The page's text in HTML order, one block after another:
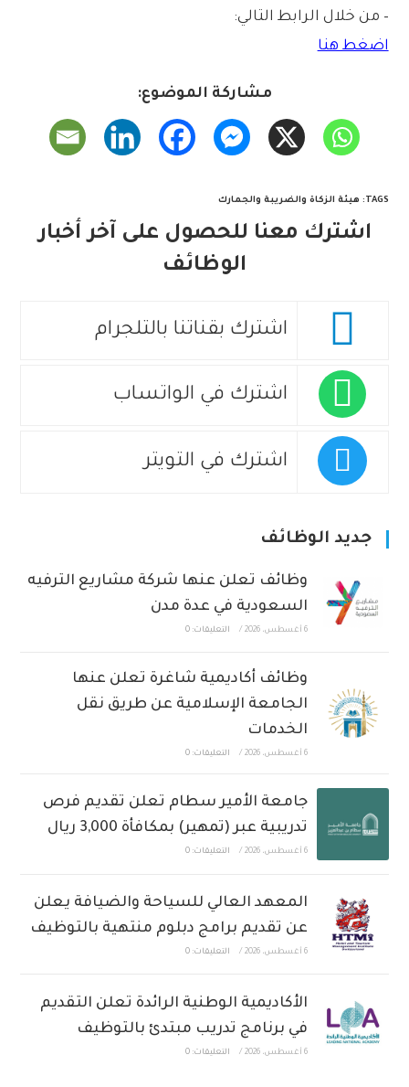
– من خلال الرابط التالي:
اضغط هنا
مشاركة الموضوع:
TAGS
: هيئة الزكاة والضريبة والجمارك
اشترك معنا للحصول على آخر أخبار
الوظائف
اشترك بقناتنا بالتلجرام
اشترك في الواتساب
اشترك في التويتر
جديد الوظائف
وظائف تعلن عنها شركة مشاريع الترفيه
السعودية في عدة مدن
6 أغسطس، 2026 / التعليقات: 0
وظائف أكاديمية شاغرة تعلن عنها
الجامعة الإسلامية عن طريق نقل
الخدمات
6 أغسطس، 2026 / التعليقات: 0
جامعة الأمير سطام تعلن تقديم فرص
تدريبية عبر (تمهير) بمكافأة 3,000 ريال
6 أغسطس، 2026 / التعليقات: 0
المعهد العالي للسياحة والضيافة يعلن
عن تقديم برامج دبلوم منتهية بالتوظيف
6 أغسطس، 2026 / التعليقات: 0
الأكاديمية الوطنية الرائدة تعلن التقديم
في برنامج تدريب مبتدئ بالتوظيف
6 أغسطس، 2026 / التعليقات: 0